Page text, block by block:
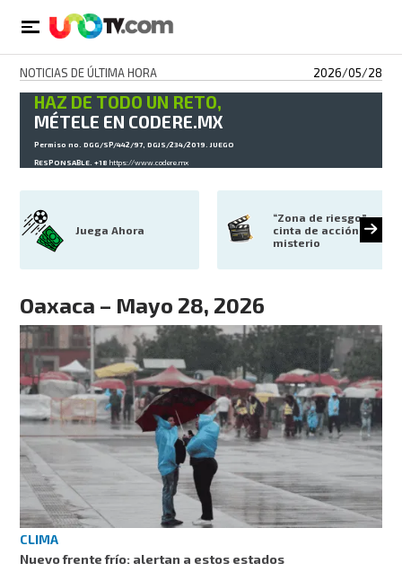
NOTICIAS DE ÚLTIMA HORA 2026/05/28
HAZ DE TODO UN RETO,
MÉTELE EN CODERE.MX
Permiso no. DGG/SP/442/97, DGJS/234/2019. JUEGO
RESPONSABLE. +18https://www.codere.mx
Juega Ahora
“Zona de riesgo”:
cinta de acción y
misterio
Oaxaca – Mayo 28, 2026
CLIMA
Nuevo frente frío: alertan a estos estados